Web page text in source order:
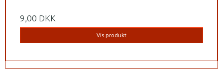
9,00 DKK
Vis produkt